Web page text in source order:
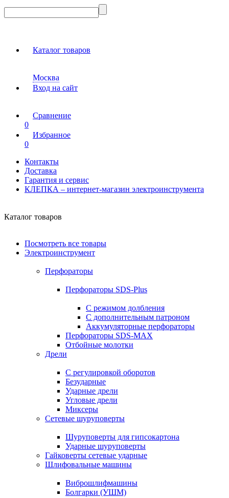
Каталог товаров
Москва
Вход на сайт
Сравнение
0
Избранное
0
Контакты
Доставка
Гарантия и сервис
КЛЕПКА – интернет-магазин электроинструмента
Каталог товаров
Посмотреть все товары
Электроинструмент
Перфораторы
Перфораторы SDS-Plus
С режимом долбления
С дополнительным патроном
Аккумуляторные перфораторы
Перфораторы SDS-MAX
Отбойные молотки
Дрели
С регулировкой оборотов
Безударные
Ударные дрели
Угловые дрели
Миксеры
Сетевые шуруповерты
Шуруповерты для гипсокартона
Ударные шуруповерты
Гайковерты сетевые ударные
Шлифовальные машины
Виброшлифмашины
Болгарки (УШМ)